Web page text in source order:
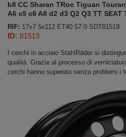
b8 CC Sharan TRoc Tiguan
A6 c5 c6 A8 d2 d3 Q2 Q3 TT SEAT
RIF: 17x7 5x112 ET40 57.0 SDT81519
ID: 81519
I cerchi in acciaio StahlRäder si
qualità. Grazie al processo di
cerchi hanno superato senza problemi i